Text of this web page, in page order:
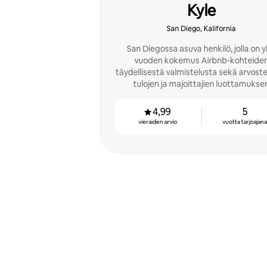
Kyle
San Diego, Kalifornia
San Diegossa asuva henkilö, jolla on
vuoden kokemus Airbnb-
täydellisestä valmistelusta sekä
tulojen ja majoittajien
4,99
vieraiden arvio
5
vuotta tarjoajana